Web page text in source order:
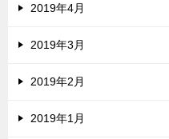
2019年4月
2019年3月
2019年2月
2019年1月